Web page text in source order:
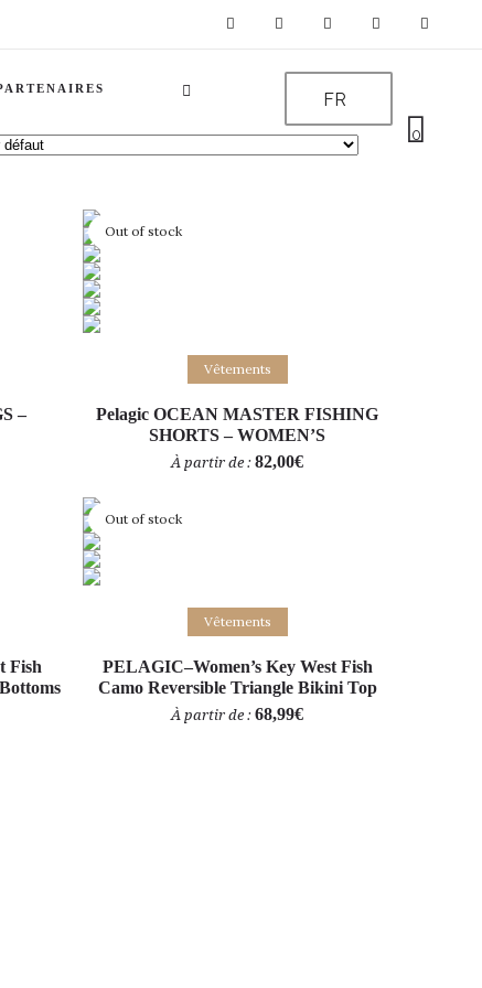
FR
0
–
Choix des options
Out of stock
Vêtements
Pelagic OCEAN MASTER FISHING
SHORTS – WOMEN’S
À partir de : 82,00€
Fish
Choix des options
Out of stock
Vêtements
PELAGIC–Women’s Key West Fish
Camo Reversible Triangle Bikini Top
À partir de : 68,99€